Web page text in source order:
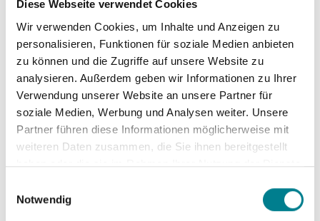
Diese Webseite verwendet Cookies
Wir verwenden Cookies, um Inhalte und Anzeigen zu
personalisieren, Funktionen für soziale Medien anbieten
zu können und die Zugriffe auf unsere Website zu
analysieren. Außerdem geben wir Informationen zu Ihrer
Verwendung unserer Website an unsere Partner für
soziale Medien, Werbung und Analysen weiter. Unsere
Partner führen diese Informationen möglicherweise mit
weiteren Daten zusammen, die Sie ihnen bereitgestellt
haben oder die sie im Rahmen Ihrer Nutzung der Dienste
Cookies, wenn Sie unsere Webseite weiterhin nutzen.
Notwendig
Als Kreuzbandersatz wird das mittlere Drittel der
Sehne als „Bone-Tendon-Bone-“ (Knochen-Sehne-
Knochen-) Transplantat entnommen. Vorteil dieser
Methode ist die stabile Fixation sowie die rasche
knöcherne Einheilung des Transplantates. Als
Nachteile gelten Schmerzen, welche an der
Entnahmestelle auftreten können und eine
mögliche Verminderung der Muskelkraft des
Oberschenkelstreckmuskels. Der sogenannte
Kreuzbandplastik mit Patellarsehne statistisch